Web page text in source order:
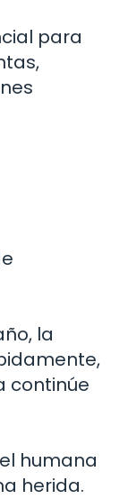
para
la
continúe
humana
herida.